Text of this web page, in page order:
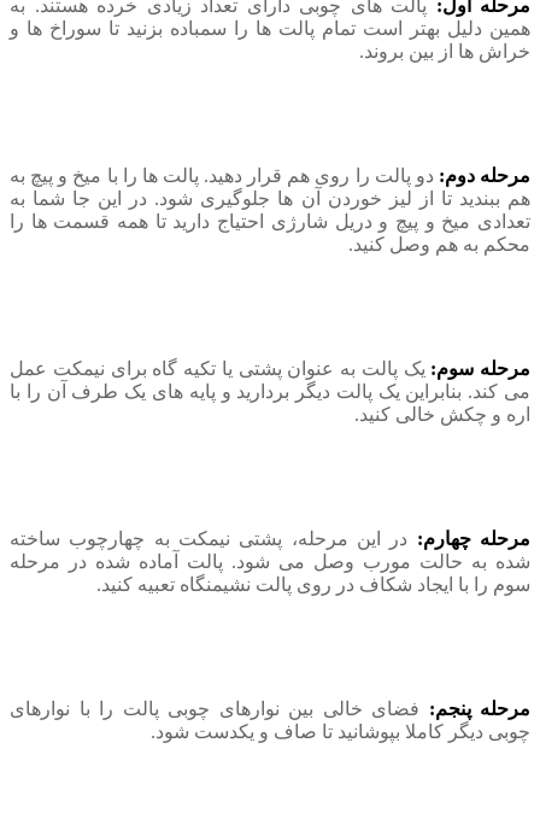
مرحله اول: پالت های چوبی دارای تعداد زیادی خرده هستند. به
همین دلیل بهتر است تمام پالت ها را سمباده بزنید تا سوراخ ها و
خراش ها از بین بروند.
مرحله دوم: دو پالت را روی هم قرار دهید. پالت ها را با میخ و پیچ به
هم ببندید تا از لیز خوردن آن ها جلوگیری شود. در این جا شما به
تعدادی میخ و پیچ و دریل شارژی احتیاج دارید تا همه قسمت ها را
محکم به هم وصل کنید.
مرحله سوم: یک پالت به عنوان پشتی یا تکیه گاه برای نیمکت عمل
می کند. بنابراین یک پالت دیگر بردارید و پایه های یک طرف آن را با
اره و چکش خالی کنید.
مرحله چهارم: در این مرحله، پشتی نیمکت به چهارچوب ساخته
شده به حالت مورب وصل می شود. پالت آماده شده در مرحله
سوم را با ایجاد شکاف در روی پالت نشیمنگاه تعبیه کنید.
مرحله پنجم: فضای خالی بین نوارهای چوبی پالت را با نوارهای
چوبی دیگر کاملا بپوشانید تا صاف و یکدست شود.